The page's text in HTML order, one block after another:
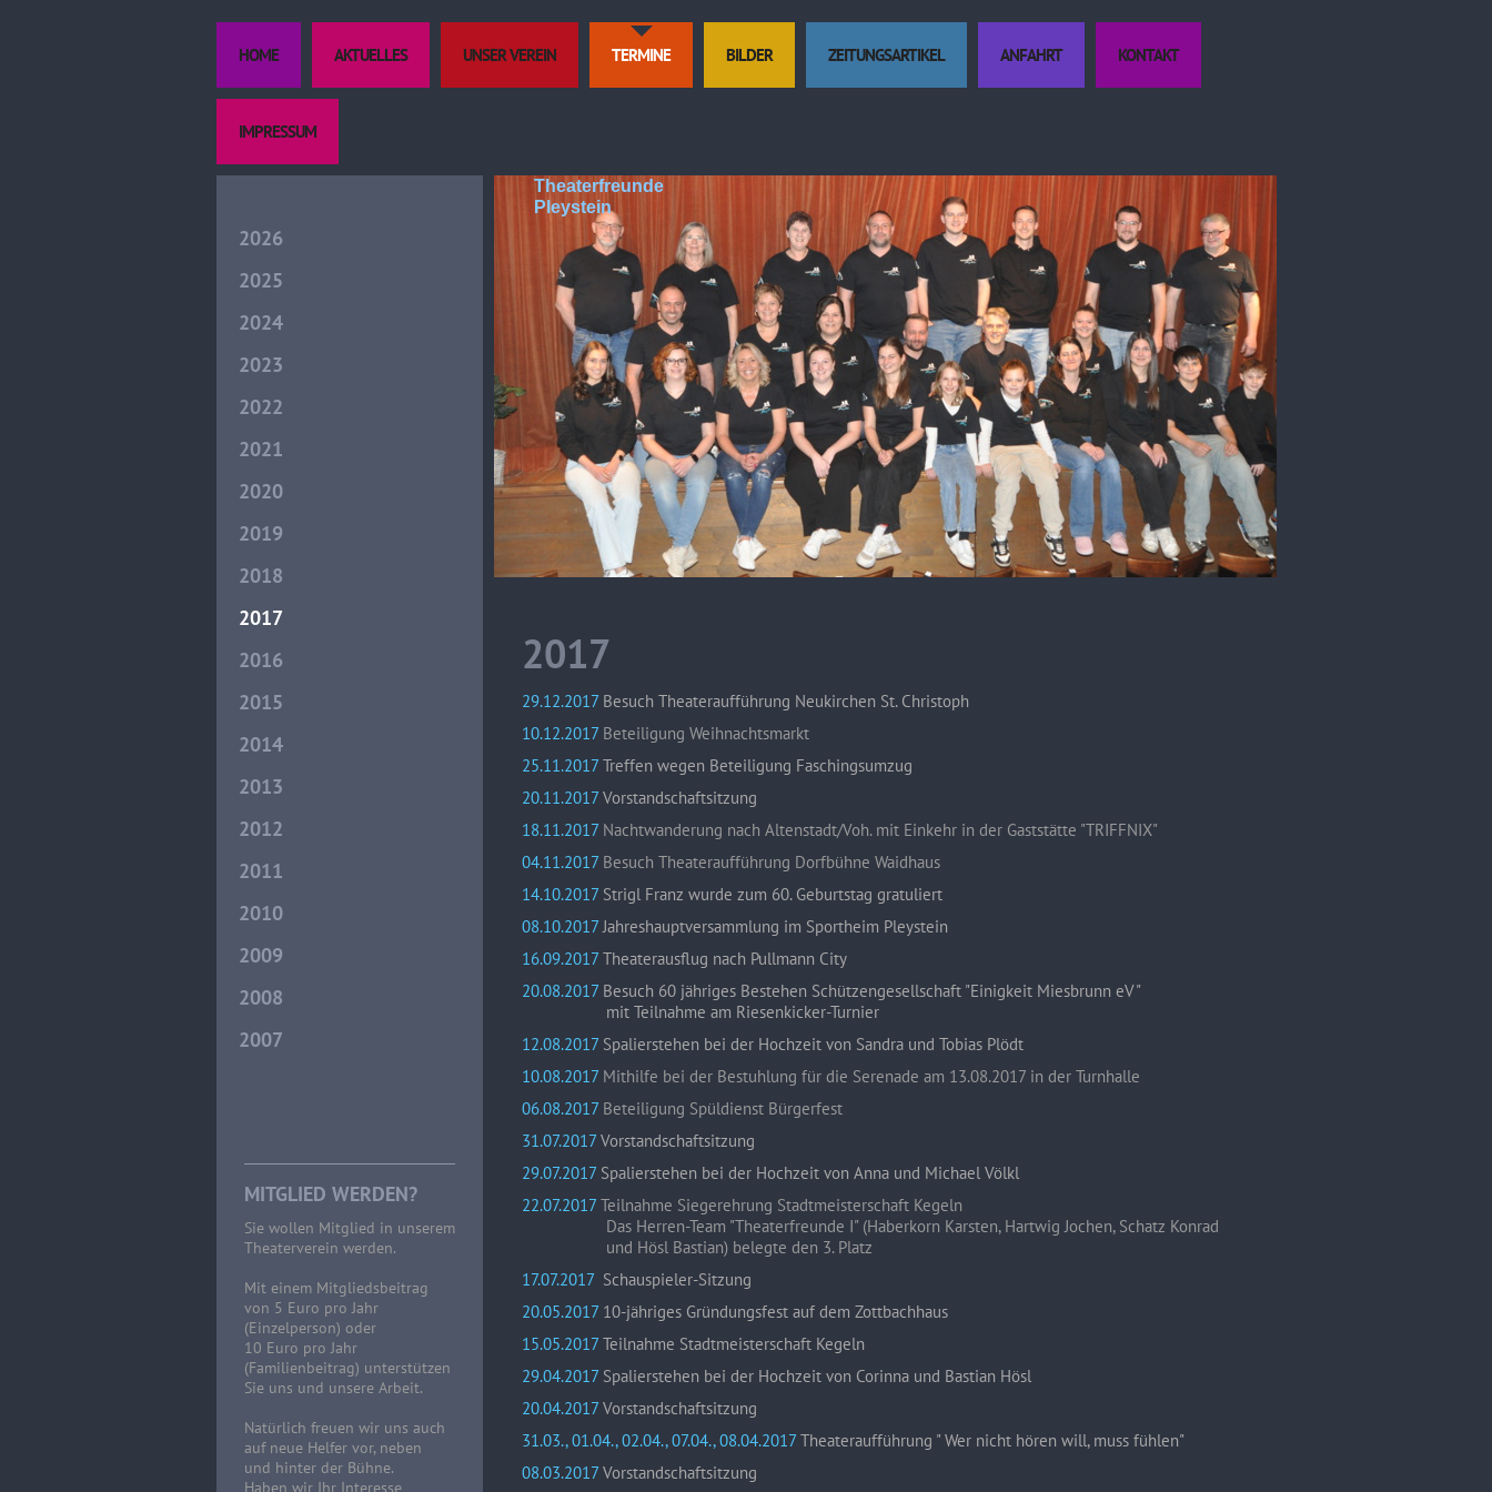
HOME AKTUELLES UNSER VEREIN TERMINE BILDER ZEITUNGSARTIKEL ANFAHRT KONTAKT
IMPRESSUM
2026
2025
2024
2023
2022
2021
2020
2019
2018
2017
2016
2015
2014
2013
2012
2011
2010
2009
2008
2007
MITGLIED WERDEN?
Sie wollen Mitglied in unserem
Theaterverein werden.
Mit einem Mitgliedsbeitrag
von 5 Euro pro Jahr
(Einzelperson) oder
10 Euro pro Jahr
(Familienbeitrag) unterstützen
Sie uns und unsere Arbeit.
Natürlich freuen wir uns auch
auf neue Helfer vor, neben
und hinter der Bühne.
Haben wir Ihr Interesse
Theaterfreunde
Pleystein
2017
29.12.2017 Besuch Theateraufführung Neukirchen St. Christoph
10.12.2017 Beteiligung Weihnachtsmarkt
25.11.2017 Treffen wegen Beteiligung Faschingsumzug
20.11.2017 Vorstandschaftsitzung
18.11.2017 Nachtwanderung nach Altenstadt/Voh. mit Einkehr in der Gaststätte "TRIFFNIX"
04.11.2017 Besuch Theateraufführung Dorfbühne Waidhaus
14.10.2017 Strigl Franz wurde zum 60. Geburtstag gratuliert
08.10.2017 Jahreshauptversammlung im Sportheim Pleystein
16.09.2017 Theaterausflug nach Pullmann City
20.08.2017 Besuch 60 jähriges Bestehen Schützengesellschaft "Einigkeit Miesbrunn eV"
mit Teilnahme am Riesenkicker-Turnier
12.08.2017 Spalierstehen bei der Hochzeit von Sandra und Tobias Plödt
10.08.2017 Mithilfe bei der Bestuhlung für die Serenade am 13.08.2017 in der Turnhalle
06.08.2017 Beteiligung Spüldienst Bürgerfest
31.07.2017 Vorstandschaftsitzung
29.07.2017 Spalierstehen bei der Hochzeit von Anna und Michael Völkl
22.07.2017 Teilnahme Siegerehrung Stadtmeisterschaft Kegeln
Das Herren-Team "Theaterfreunde I" (Haberkorn Karsten, Hartwig Jochen, Schatz Konrad
und Hösl Bastian) belegte den 3. Platz
17.07.2017 Schauspieler-Sitzung
20.05.2017 10-jähriges Gründungsfest auf dem Zottbachhaus
15.05.2017 Teilnahme Stadtmeisterschaft Kegeln
29.04.2017 Spalierstehen bei der Hochzeit von Corinna und Bastian Hösl
20.04.2017 Vorstandschaftsitzung
31.03., 01.04., 02.04., 07.04., 08.04.2017 Theateraufführung " Wer nicht hören will, muss fühlen"
08.03.2017 Vorstandschaftsitzung